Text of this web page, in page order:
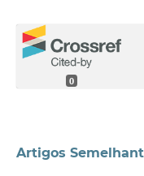
0
Artigos